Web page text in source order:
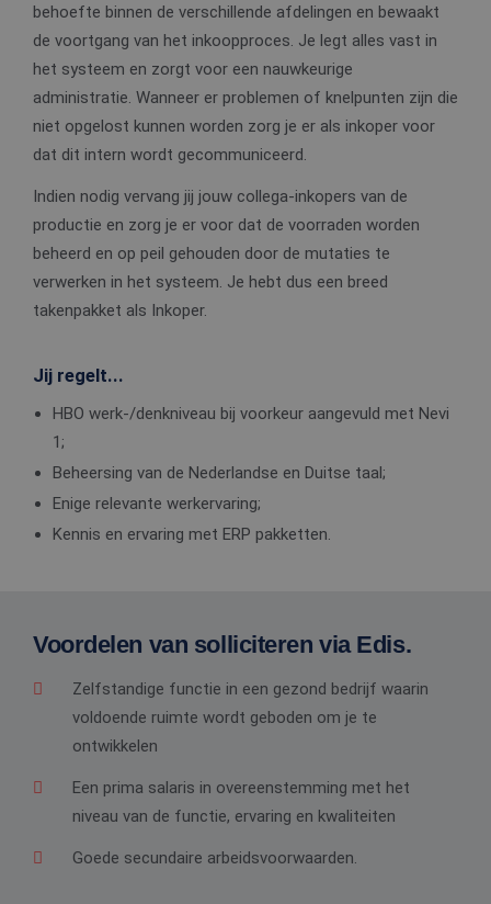
behoefte binnen de verschillende afdelingen en bewaakt
de voortgang van het inkoopproces. Je legt alles vast in
het systeem en zorgt voor een nauwkeurige
administratie. Wanneer er problemen of knelpunten zijn die
niet opgelost kunnen worden zorg je er als inkoper voor
dat dit intern wordt gecommuniceerd.
Indien nodig vervang jij jouw collega-inkopers van de
productie en zorg je er voor dat de voorraden worden
beheerd en op peil gehouden door de mutaties te
verwerken in het systeem. Je hebt dus een breed
takenpakket als Inkoper.
Jij regelt...
HBO werk-/denkniveau bij voorkeur aangevuld met Nevi
1;
Beheersing van de Nederlandse en Duitse taal;
Enige relevante werkervaring;
Kennis en ervaring met ERP pakketten.
Voordelen van solliciteren via Edis.
Zelfstandige functie in een gezond bedrijf waarin
voldoende ruimte wordt geboden om je te
ontwikkelen
Een prima salaris in overeenstemming met het
niveau van de functie, ervaring en kwaliteiten
Goede secundaire arbeidsvoorwaarden.